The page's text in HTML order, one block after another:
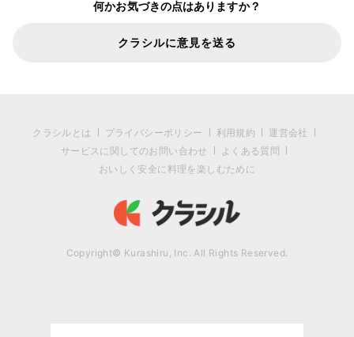
何かお気づきの点はありますか？
クラシルに意見を送る
クラシルとは プライバシーポリシー 利用規約
運営会社
サービスに関してのお問い合わせ
よくある質問
おいしく安全に料理を楽しむために
Copyright© Kurashiru, Inc. All Rights Reserved.